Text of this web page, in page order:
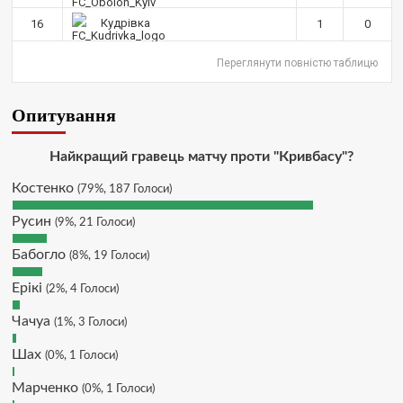
чи можна на сайт скинути
криптою ltc?
зараз скину.
SVAT :
завтра напишу в інстаграм
Hatsyk :SVAT, без проблем
кинув в ТГ
DJGycle : Tamada
Makiavelli :
Makiavelli :
MaRiO : Трансфери такі шо слів
нема....все йде до чергового
провалу 🙁
Hatsyk: Makiavelli, вітаємо на
буде ще активніший з часом)
16 Кудрівка 1 0
Переглянути повністю таблицю
Опитування
Найкращий гравець матчу проти "Кривбасу"?
Костенко (79%, 187 Голоси)
Русин (9%, 21 Голоси)
Бабогло (8%, 19 Голоси)
Ерікі (2%, 4 Голоси)
Чачуа (1%, 3 Голоси)
Шах (0%, 1 Голоси)
Марченко (0%, 1 Голоси)